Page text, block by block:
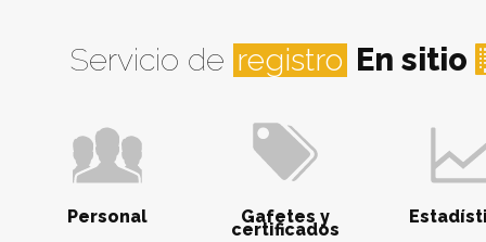
Servicio de registro En sitio
Personal Gafetes y
certificados